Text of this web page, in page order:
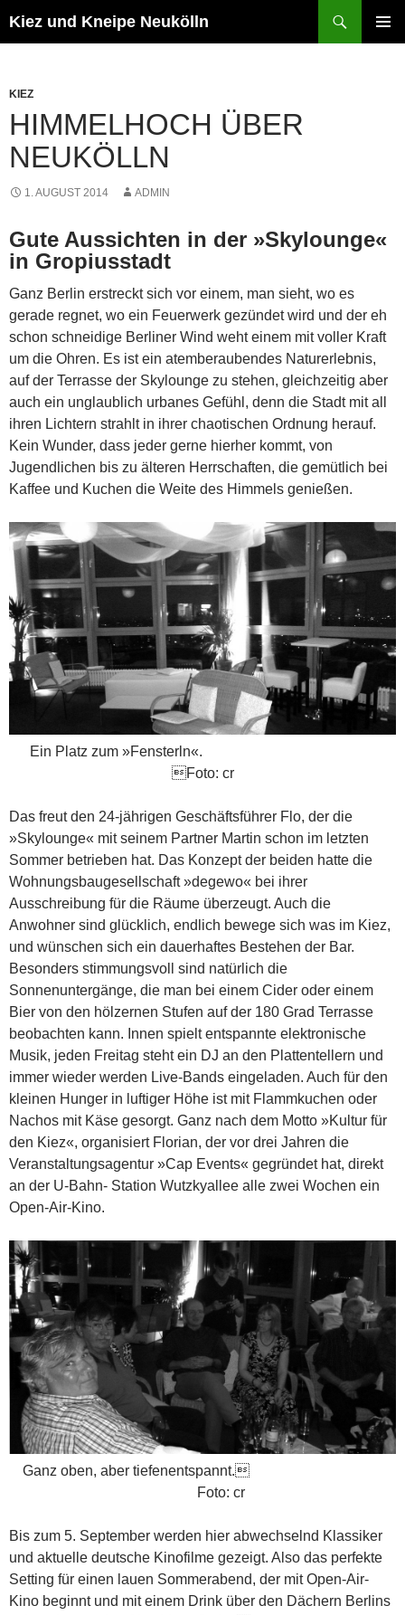
Inhalt
Kiez und Kneipe Neukölln
KIEZ
HIMMELHOCH ÜBER
NEUKÖLLN
1. AUGUST 2014 ADMIN
Gute Aussichten in der »Skylounge«
in Gropiusstadt
Ganz Berlin erstreckt sich vor einem, man sieht, wo es
gerade regnet, wo ein Feuerwerk gezündet wird und der eh
schon schneidige Berliner Wind weht einem mit voller Kraft
um die Ohren. Es ist ein atemberaubendes Naturerlebnis,
auf der Terrasse der Skylounge zu stehen, gleichzeitig aber
auch ein unglaublich urbanes Gefühl, denn die Stadt mit all
ihren Lichtern strahlt in ihrer chaotischen Ordnung herauf.
Kein Wunder, dass jeder gerne hierher kommt, von
Jugendlichen bis zu älteren Herrschaften, die gemütlich bei
Kaffee und Kuchen die Weite des Himmels genießen.
Ein Platz zum »Fensterln«.
Foto: cr
Das freut den 24-jährigen Geschäftsführer Flo, der die
»Skylounge« mit seinem Partner Martin schon im letzten
Sommer betrieben hat. Das Konzept der beiden hatte die
Wohnungsbaugesellschaft »degewo« bei ihrer
Ausschreibung für die Räume überzeugt. Auch die
Anwohner sind glücklich, endlich bewege sich was im Kiez,
und wünschen sich ein dauerhaftes Bestehen der Bar.
Besonders stimmungsvoll sind natürlich die
Sonnenuntergänge, die man bei einem Cider oder einem
Bier von den hölzernen Stufen auf der 180 Grad Terrasse
beobachten kann. Innen spielt entspannte elektronische
Musik, jeden Freitag steht ein DJ an den Plattentellern und
immer wieder werden Live-Bands eingeladen. Auch für den
kleinen Hunger in luftiger Höhe ist mit Flammkuchen oder
Nachos mit Käse gesorgt. Ganz nach dem Motto »Kultur für
den Kiez«, organisiert Florian, der vor drei Jahren die
Veranstaltungsagentur »Cap Events« gegründet hat, direkt
an der U-Bahn- Station Wutzkyallee alle zwei Wochen ein
Open-Air-Kino.
Ganz oben, aber tiefenentspannt.
Foto: cr
Bis zum 5. September werden hier abwechselnd Klassiker
und aktuelle deutsche Kinofilme gezeigt. Also das perfekte
Setting für einen lauen Sommerabend, der mit Open-Air-
Kino beginnt und mit einem Drink über den Dächern Berlins